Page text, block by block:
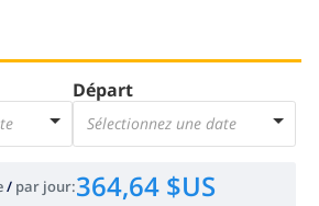
Départ
Sélectionnez une date
/ par jour:364,64 $US